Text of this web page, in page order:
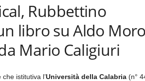
Rubbettino
libro su Aldo
Mario Caligiuri
istitutiva l’Università della Calabria(n°